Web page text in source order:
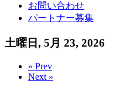
お問い合わせ
パートナー募集
土曜日, 5月 23, 2026
« Prev
Next »